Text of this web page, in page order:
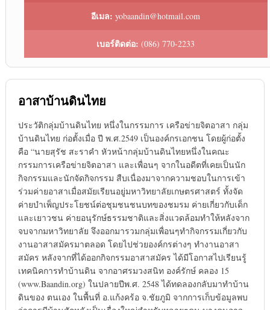
อีเมล: yobaandin@hotmail.com
เบอร์ติดต่อ: (086) 770-2233
อาสาบ้านดินไทย
ประวัติกลุ่มบ้านดินไทย หนึ่งในกรรมการ เครือข่ายจิตอาสา กลุ่ม
บ้านดินไทย ก่อตั้งเมื่อ ปี พ.ศ.2549 เป็นองค์กรเอกชน โดยผู้ก่อตั้ง
คือ “นายสุรัช สะราคำ หัวหน้ากลุ่มบ้านดินไทยหนึ่งในคณะ
กรรมการเครือข่ายจิตอาสา และเพื่อนๆ จากในอดีตที่เคยเป็นนัก
กิจกรรมและนักจัดกิจกรรม สืบเนื่องมาจากความชอบในการเข้า
ร่วมค่ายอาสาเมื่อสมัยเรียนอยู่มหาวิทยาลัยเกษตรศาสตร์ ทั้งจัด
ค่ายบำเพ็ญประโยชน์ต่อชุมชนชนบทของชมรม ค่ายเกี่ยวกับเด็ก
และเยาวชน ค่ายอนุรักษ์ธรรมชาติและสิ่งแวดล้อมทำให้หลังจาก
จบจากมหาวิทยาลัย จึงออกมารวมกลุ่มเพื่อนๆทำกิจกรรมเกี่ยวกับ
งานอาสาสมัครมาตลอด โดยไปช่วยองค์กรต่างๆ ทำงานอาสา
สมัคร หลังจากที่ได้ออกกิจกรรมอาสาสมัคร ได้มีโอกาสไปเรียนรู้
เทคนิคการทำบ้านดิน จากอาศรมวงสนิท องค์รักษ์ คลอง 15
(www.Baandin.org) ในปลายปีพ.ศ. 2548 ได้ทดลองกลับมาทำบ้าน
ดินของ ตนเอง ในพื้นที่ อ.แก้งคร้อ จ.ชัยภูมิ จากการเก็บข้อมูลพบ